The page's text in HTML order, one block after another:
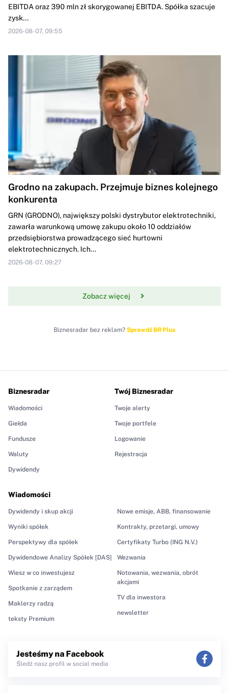
EBITDA oraz 390 mln zł skorygowanej EBITDA. Spółka szacuje
zysk...
2026-08-07, 09:55
Grodno na zakupach. Przejmuje biznes kolejnego
konkurenta
GRN (GRODNO), największy polski dystrybutor elektrotechniki,
zawarła warunkową umowę zakupu około 10 oddziałów
przedsiębiorstwa prowadzącego sieć hurtowni
elektrotechnicznych. Ich...
2026-08-07, 09:27
Zobacz więcej
Biznesradar bez reklam? Sprawdź BR Plus
Biznesradar
Wiadomości
Giełda
Fundusze
Waluty
Dywidendy
Wiadomości
Dywidendy i skup akcji
Wyniki spółek
Perspektywy dla spółek
Dywidendowe Analizy Spółek [DAS]
Wiesz w co inwestujesz
Spotkanie z zarządem
Maklerzy radzą
teksty Premium
Nowe emisje, ABB, finansowanie
Kontrakty, przetargi, umowy
Certyfikaty Turbo (ING N.V.)
Wezwania
Notowania, wezwania, obrót
akcjami
TV dla inwestora
newsletter
Twój Biznesradar
Twoje alerty
Twoje portfele
Logowanie
Rejestracja
Jesteśmy na Facebook
Śledź nasz profil w social media